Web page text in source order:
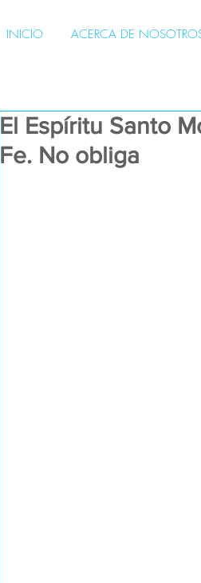
INICIO ACERCA DE
El Espíritu Santo
Fe. No obliga